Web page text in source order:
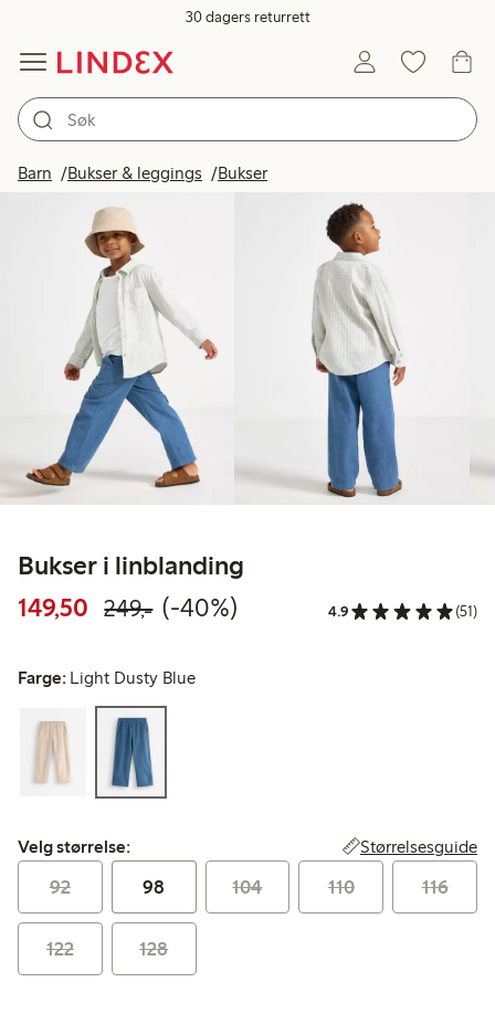
30 dagers returrett
Barn Bukser & leggings Bukser
Bukser i linblanding
149,50 Rabattert pris: 149,50 kr
249,-Vanlig pris: 249,00 kr
40% rabatt
(-40%) 4.9 (51)
Farge: Light Dusty Blue
Velg størrelse:
Velg størrelse: Størrelsesguide
92 98 104 110 116
122 128